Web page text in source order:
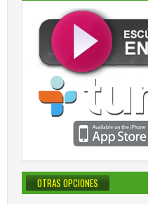
OTRAS OPCIONES